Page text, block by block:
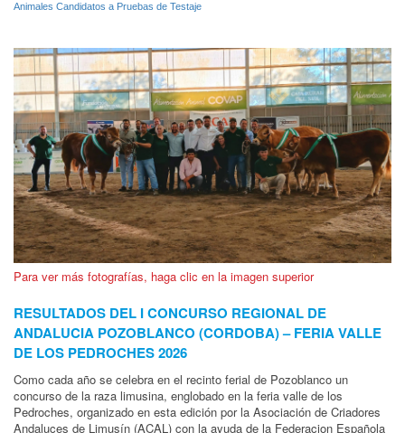
Animales Candidatos a Pruebas de Testaje
Para ver más fotografías, haga clic en la imagen superior
RESULTADOS DEL I CONCURSO REGIONAL DE
ANDALUCIA POZOBLANCO (CORDOBA) – FERIA VALLE
DE LOS PEDROCHES 2026
Como cada año se celebra en el recinto ferial de Pozoblanco un
concurso de la raza limusina, englobado en la feria valle de los
Pedroches, organizado en esta edición por la Asociación de Criadores
Andaluces de Limusín (ACAL) con la ayuda de la Federacion Española